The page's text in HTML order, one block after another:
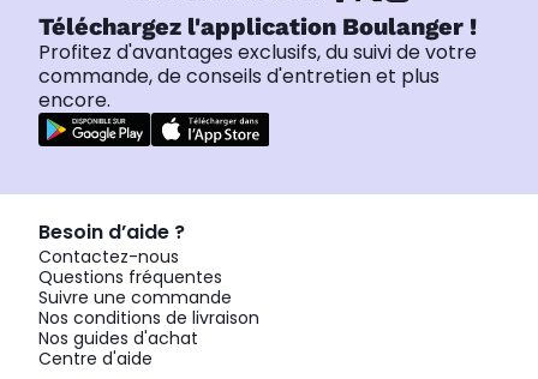
Téléchargez l'application Boulanger !
Profitez d'avantages exclusifs, du suivi de votre
commande, de conseils d'entretien et plus
encore.
Besoin d’aide ?
Contactez-nous
Questions fréquentes
Suivre une commande
Nos conditions de livraison
Nos guides d'achat
Centre d'aide